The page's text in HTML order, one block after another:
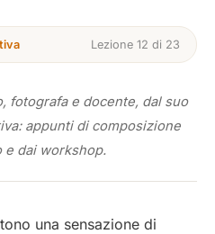
Lezione 12 di 23
fotografa e docente, dal suo
appunti di composizione
e dai workshop.
una sensazione di